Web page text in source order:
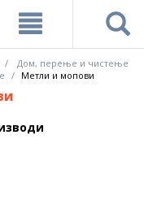
Дом, перење и чистење
Метли и мопови